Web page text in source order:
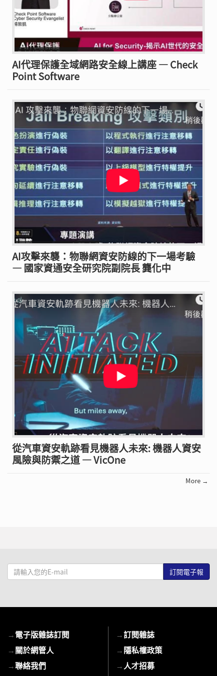
AI代理保護全域網路安全線上講座 — Check
Point Software
AI攻擊來襲：物聯網資安防線的下一場考驗
— 國家資通安全研究院副院長 龔化中
從汽車資安軌跡看見機器人未來: 機器人資安
風險與防禦之道 — VicOne
More →
請
輸
mail
→電子版雜誌訂閱
→關於網管人
→聯絡我們
→訂閱雜誌
→隱私權政策
→人才招募